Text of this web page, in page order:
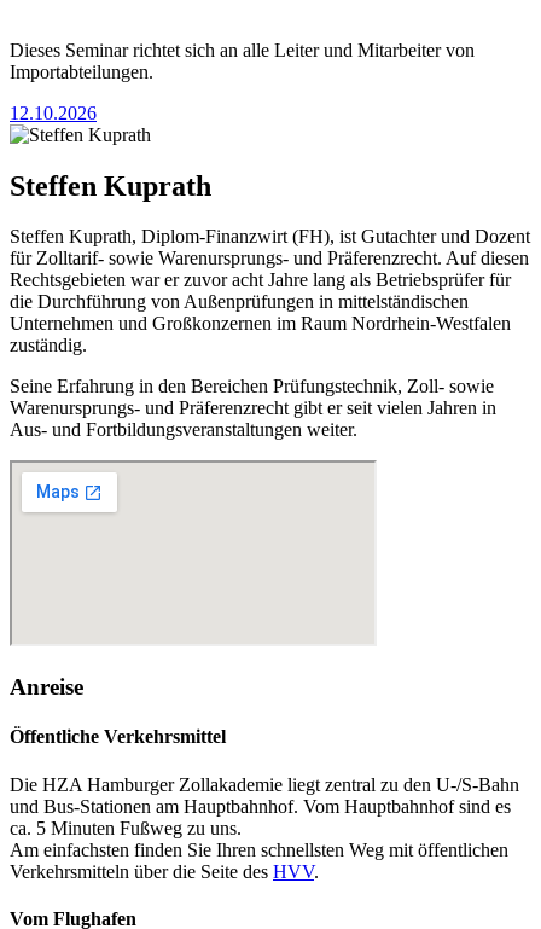
Dieses Seminar richtet sich an alle Leiter und Mitarbeiter von
Importabteilungen.
12.10.2026
Steffen Kuprath
Steffen Kuprath, Diplom-Finanzwirt (FH), ist Gutachter und Dozent
für Zolltarif- sowie Warenursprungs- und Präferenzrecht. Auf diesen
Rechtsgebieten war er zuvor acht Jahre lang als Betriebsprüfer für
die Durchführung von Außenprüfungen in mittelständischen
Unternehmen und Großkonzernen im Raum Nordrhein-Westfalen
zuständig.
Seine Erfahrung in den Bereichen Prüfungstechnik, Zoll- sowie
Warenursprungs- und Präferenzrecht gibt er seit vielen Jahren in
Aus- und Fortbildungsveranstaltungen weiter.
Anreise
Öffentliche Verkehrsmittel
Die HZA Hamburger Zollakademie liegt zentral zu den U-/S-Bahn
und Bus-Stationen am Hauptbahnhof. Vom Hauptbahnhof sind es
ca. 5 Minuten Fußweg zu uns.
Am einfachsten finden Sie Ihren schnellsten Weg mit öffentlichen
Verkehrsmitteln über die Seite des HVV.
Vom Flughafen